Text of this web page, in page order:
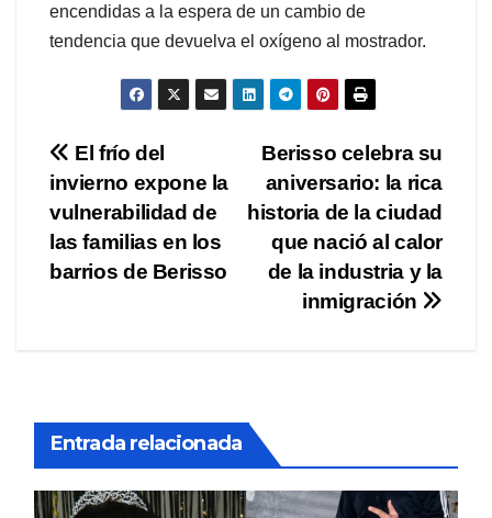
encendidas a la espera de un cambio de
tendencia que devuelva el oxígeno al mostrador.
Navegación
de
entradas
Berisso celebra su
aniversario: la rica
historia de la ciudad
que nació al calor
de la industria y la
inmigración
El frío del
invierno expone la
vulnerabilidad de
las familias en los
barrios de Berisso
Entrada relacionada